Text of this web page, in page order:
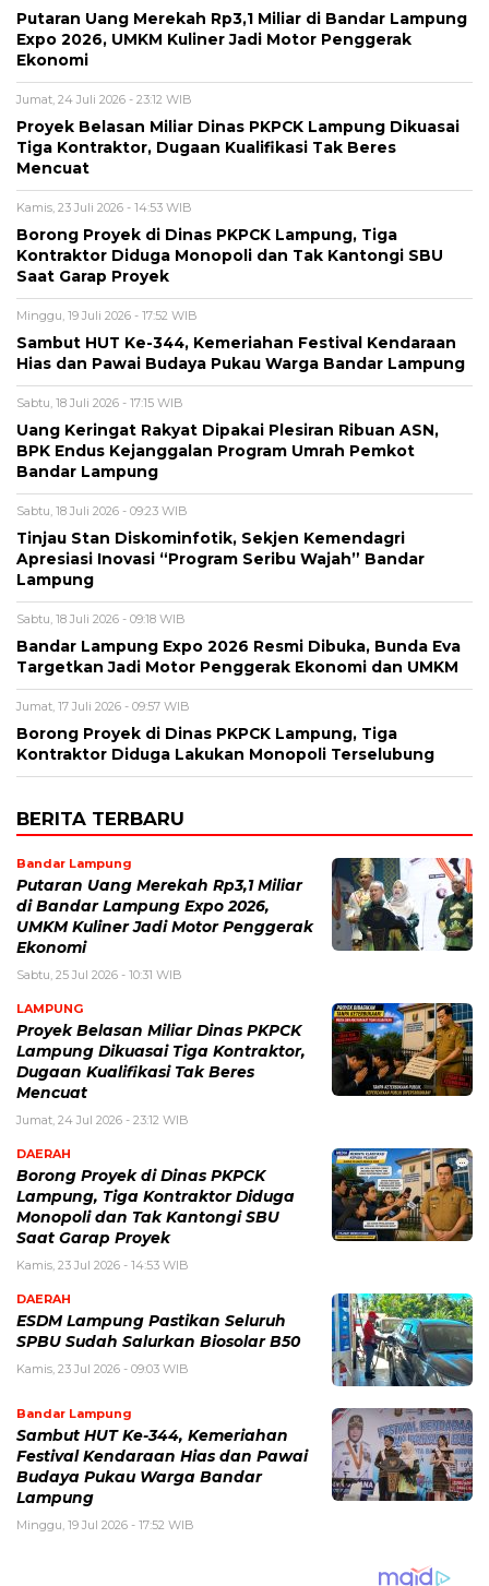
Putaran Uang Merekah Rp3,1 Miliar di Bandar Lampung
Expo 2026, UMKM Kuliner Jadi Motor Penggerak
Ekonomi
Jumat, 24 Juli 2026 - 23:12 WIB
Proyek Belasan Miliar Dinas PKPCK Lampung Dikuasai
Tiga Kontraktor, Dugaan Kualifikasi Tak Beres
Mencuat
Kamis, 23 Juli 2026 - 14:53 WIB
Borong Proyek di Dinas PKPCK Lampung, Tiga
Kontraktor Diduga Monopoli dan Tak Kantongi SBU
Saat Garap Proyek
Minggu, 19 Juli 2026 - 17:52 WIB
Sambut HUT Ke-344, Kemeriahan Festival Kendaraan
Hias dan Pawai Budaya Pukau Warga Bandar Lampung
Sabtu, 18 Juli 2026 - 17:15 WIB
Uang Keringat Rakyat Dipakai Plesiran Ribuan ASN,
BPK Endus Kejanggalan Program Umrah Pemkot
Bandar Lampung
Sabtu, 18 Juli 2026 - 09:23 WIB
Tinjau Stan Diskominfotik, Sekjen Kemendagri
Apresiasi Inovasi “Program Seribu Wajah” Bandar
Lampung
Sabtu, 18 Juli 2026 - 09:18 WIB
Bandar Lampung Expo 2026 Resmi Dibuka, Bunda Eva
Targetkan Jadi Motor Penggerak Ekonomi dan UMKM
Jumat, 17 Juli 2026 - 09:57 WIB
Borong Proyek di Dinas PKPCK Lampung, Tiga
Kontraktor Diduga Lakukan Monopoli Terselubung
BERITA TERBARU
Bandar Lampung
Putaran Uang Merekah Rp3,1 Miliar
di Bandar Lampung Expo 2026,
UMKM Kuliner Jadi Motor Penggerak
Ekonomi
Sabtu, 25 Jul 2026 - 10:31 WIB
LAMPUNG
Proyek Belasan Miliar Dinas PKPCK
Lampung Dikuasai Tiga Kontraktor,
Dugaan Kualifikasi Tak Beres
Mencuat
Jumat, 24 Jul 2026 - 23:12 WIB
DAERAH
Borong Proyek di Dinas PKPCK
Lampung, Tiga Kontraktor Diduga
Monopoli dan Tak Kantongi SBU
Saat Garap Proyek
Kamis, 23 Jul 2026 - 14:53 WIB
DAERAH
ESDM Lampung Pastikan Seluruh
SPBU Sudah Salurkan Biosolar B50
Kamis, 23 Jul 2026 - 09:03 WIB
Bandar Lampung
Sambut HUT Ke-344, Kemeriahan
Festival Kendaraan Hias dan Pawai
Budaya Pukau Warga Bandar
Lampung
Minggu, 19 Jul 2026 - 17:52 WIB